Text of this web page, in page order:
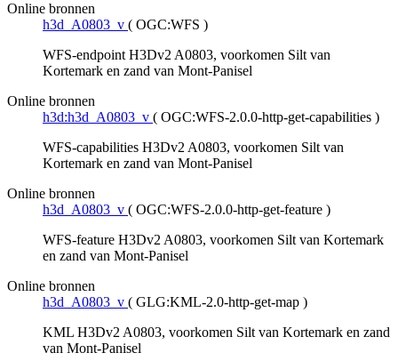
Online bronnen
h3d_A0803_v ( OGC:WFS )
WFS-endpoint H3Dv2 A0803, voorkomen Silt van
Kortemark en zand van Mont-Panisel
Online bronnen
h3d:h3d_A0803_v ( OGC:WFS-2.0.0-http-get-capabilities )
WFS-capabilities H3Dv2 A0803, voorkomen Silt van
Kortemark en zand van Mont-Panisel
Online bronnen
h3d_A0803_v ( OGC:WFS-2.0.0-http-get-feature )
WFS-feature H3Dv2 A0803, voorkomen Silt van Kortemark
en zand van Mont-Panisel
Online bronnen
h3d_A0803_v ( GLG:KML-2.0-http-get-map )
KML H3Dv2 A0803, voorkomen Silt van Kortemark en zand
van Mont-Panisel